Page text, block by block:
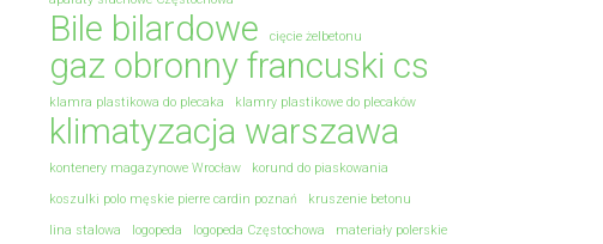
Bile bilardowe cięcie żelbetonu
gaz obronny francuski cs
klamra plastikowa do plecaka klamry plastikowe do plecaków
klimatyzacja warszawa
kontenery magazynowe Wrocław
korund do piaskowania
koszulki polo męskie pierre cardin poznań
kruszenie betonu
lina stalowa
logopeda logopeda Częstochowa
materiały polerskie